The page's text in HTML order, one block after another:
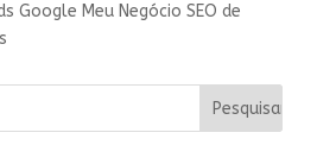
Google Meu Negócio SEO de